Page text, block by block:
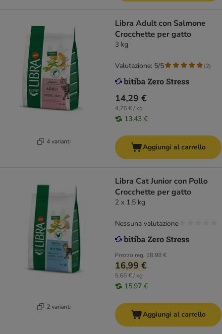
4 varianti
Libra Adult con Salmone
Crocchette per gatto
3 kg
14,29 €
4,76 € / kg
13,43 €
Valutazione: 5/5 (2)
Aggiungi al carrello
2 varianti
Libra Cat Junior con Pollo
Crocchette per gatto
2 x 1,5 kg
Prezzo reg. 18,98 €
16,99 €
5,66 € / kg
15,97 €
Nessuna valutazione
Aggiungi al carrello